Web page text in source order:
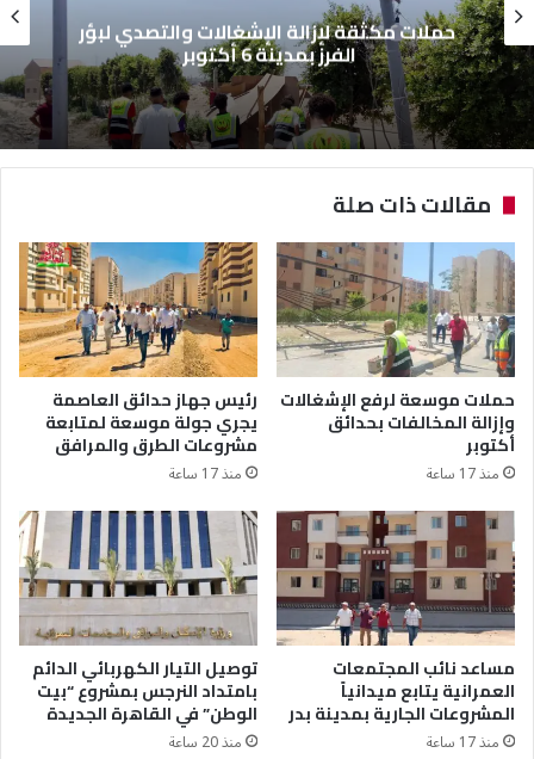
حملات مكثقة لإزالة الإشغالات والتصدي لبؤر
الفرز بمدينة 6 أكتوبر
مقالات ذات صلة
حملات موسعة لرفع الإشغالات
وإزالة المخالفات بحدائق
أكتوبر
منذ 17 ساعة
رئيس جهاز حدائق العاصمة
يجري جولة موسعة لمتابعة
مشروعات الطرق والمرافق
منذ 17 ساعة
مساعد نائب المجتمعات
العمرانية يتابع ميدانياً
المشروعات الجارية بمدينة بدر
منذ 17 ساعة
توصيل التيار الكهربائي الدائم
بامتداد النرجس بمشروع “بيت
الوطن” في القاهرة الجديدة
منذ 20 ساعة